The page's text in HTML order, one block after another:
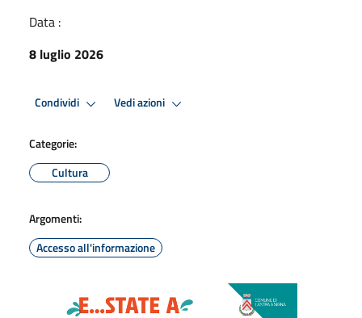
Data :
8 luglio 2026
Condividi Vedi azioni
Categorie:
Cultura
Argomenti:
Accesso all'informazione